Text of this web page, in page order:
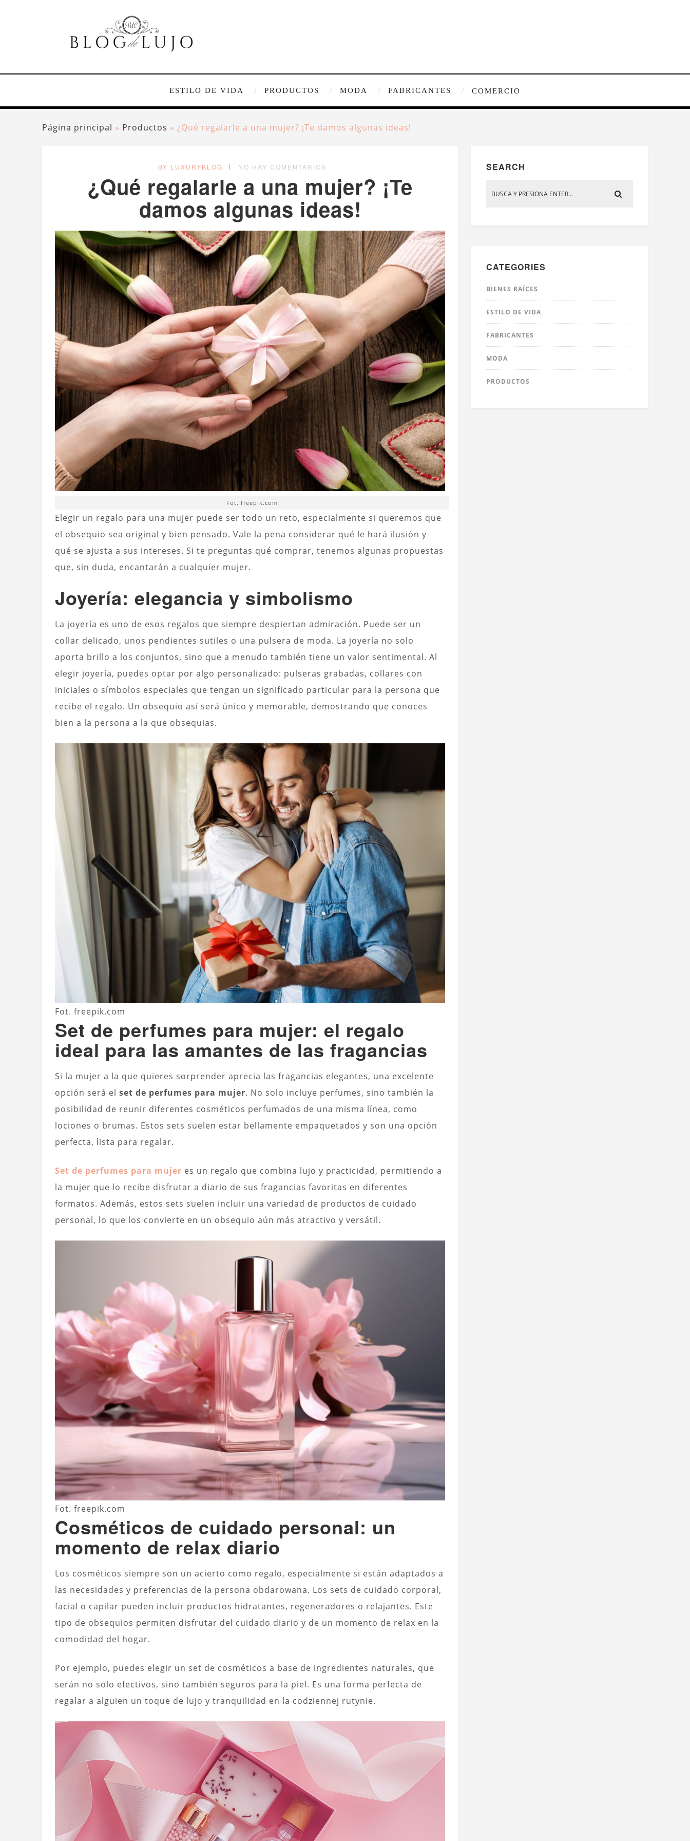
ESTILO DE VIDA PRODUCTOS MODA FABRICANTES COMERCIO
Página principal » Productos » ¿Qué regalarle a una mujer? ¡Te damos algunas ideas!
BY LUXURYBLOG NO HAY COMENTARIOS
¿Qué regalarle a una mujer? ¡Te
damos algunas ideas!
Fot. freepik.com
Elegir un regalo para una mujer puede ser todo un reto, especialmente si queremos que
el obsequio sea original y bien pensado. Vale la pena considerar qué le hará ilusión y
qué se ajusta a sus intereses. Si te preguntas qué comprar, tenemos algunas propuestas
que, sin duda, encantarán a cualquier mujer.
Joyería: elegancia y simbolismo
La joyería es uno de esos regalos que siempre despiertan admiración. Puede ser un
collar delicado, unos pendientes sutiles o una pulsera de moda. La joyería no solo
aporta brillo a los conjuntos, sino que a menudo también tiene un valor sentimental. Al
elegir joyería, puedes optar por algo personalizado: pulseras grabadas, collares con
iniciales o símbolos especiales que tengan un significado particular para la persona que
recibe el regalo. Un obsequio así será único y memorable, demostrando que conoces
bien a la persona a la que obsequias.
Fot. freepik.com
Set de perfumes para mujer: el regalo
ideal para las amantes de las fragancias
Si la mujer a la que quieres sorprender aprecia las fragancias elegantes, una excelente
opción será el set de perfumes para mujer. No solo incluye perfumes, sino también la
posibilidad de reunir diferentes cosméticos perfumados de una misma línea, como
lociones o brumas. Estos sets suelen estar bellamente empaquetados y son una opción
perfecta, lista para regalar.
Set de perfumes para mujer es un regalo que combina lujo y practicidad, permitiendo a
la mujer que lo recibe disfrutar a diario de sus fragancias favoritas en diferentes
formatos. Además, estos sets suelen incluir una variedad de productos de cuidado
personal, lo que los convierte en un obsequio aún más atractivo y versátil.
Fot. freepik.com
Cosméticos de cuidado personal: un
momento de relax diario
Los cosméticos siempre son un acierto como regalo, especialmente si están adaptados a
las necesidades y preferencias de la persona obdarowana. Los sets de cuidado corporal,
facial o capilar pueden incluir productos hidratantes, regeneradores o relajantes. Este
tipo de obsequios permiten disfrutar del cuidado diario y de un momento de relax en la
comodidad del hogar.
Por ejemplo, puedes elegir un set de cosméticos a base de ingredientes naturales, que
serán no solo efectivos, sino también seguros para la piel. Es una forma perfecta de
regalar a alguien un toque de lujo y tranquilidad en la codziennej rutynie.
SEARCH
CATEGORIES
BIENES RAÍCES
ESTILO DE VIDA
FABRICANTES
MODA
PRODUCTOS